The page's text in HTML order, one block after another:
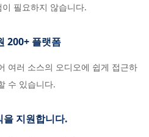
필요하지 않습니다.
200+ 플랫폼
여러 소스의 오디오에 쉽게 접근하
수 있습니다.
을 지원합니다.